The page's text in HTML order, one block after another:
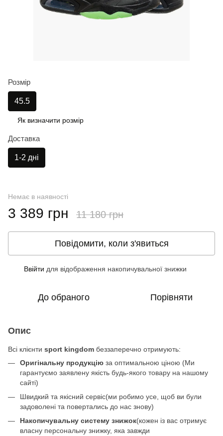
Розмір
45.5
Як визначити розмір
Доставка
1-2 дні
Немає в наявності
3 389 грн 11 180 грн
Повідомити, коли з'явиться
Ввійти для відображення накопичувальної знижки
До обраного Порівняти
Опис
Всі клієнти sport kingdom беззаперечно отримують:
Оригінальну продукцію за оптимальною ціною (Ми
гарантуємо заявлену якість будь-якого товару на нашому
сайті)
Швидкий та якісний сервіс(ми робимо усе, щоб ви були
задоволені та повертались до нас знову)
Накопичувальну систему знижок(кожен із вас отримує
власну персональну знижку, яка завжди